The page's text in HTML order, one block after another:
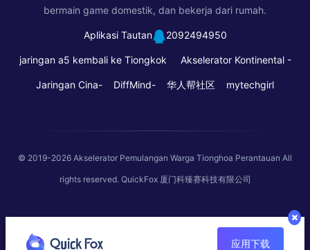
bermain game domestik, dan bekerja dari rumah.
Aplikasi Tautan 2092494950
jaringan a5 kembali ke Tiongkok Akselerator Kontinental -
Jaringan Cina- DiffMind- 华人帮社区 mytechgirl
© 2019-2026 Akselerator Pemulangan Warga Tionghoa Perantauan All
rights reserved. QuickFox 厦门科臻赛科技有限公司
应用下载